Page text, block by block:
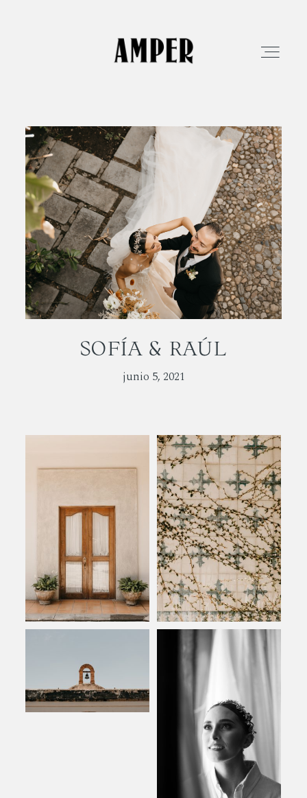
EXPERIENCIA
LOVE STORIES
FILMS
RESERVA TU FECHA
NOSOTROS
BLOG
SOFÍA & RAÚL
junio 5, 2021